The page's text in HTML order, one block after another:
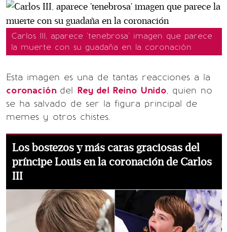
Carlos III, aparece 'tenebrosa' imagen que parece
la muerte con su guadaña en la coronación
Esta imagen es una de tantas reacciones a la
coronación del Rey del Reino Unido, quien no
se ha salvado de ser la figura principal de
memes y otros chistes.
Los bostezos y más caras graciosas del
príncipe Louis en la coronación de Carlos
III